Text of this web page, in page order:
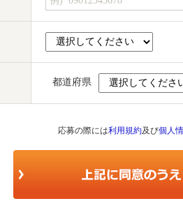
都道府県
応募の際には利用規約及び個人